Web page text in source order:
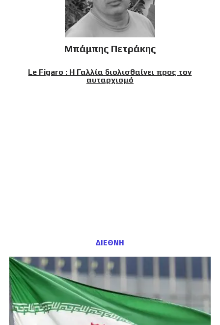
Μπάμπης Πετράκης
Le Figaro : Η Γαλλία διολισθαίνει προς τον
αυταρχισμό
ΔΙΕΘΝΗ